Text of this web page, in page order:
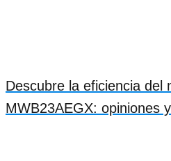
Descubre la eficiencia del
MWB23AEGX: opiniones